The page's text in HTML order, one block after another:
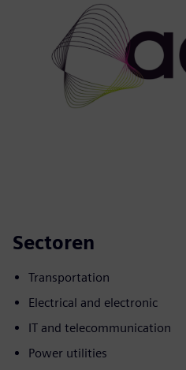
Sectoren
Transportation
Electrical and electronic
IT and telecommunication
Power utilities